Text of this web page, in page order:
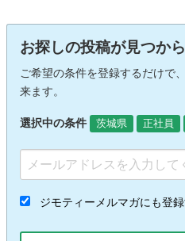
お探しの投稿が見つか
ご希望の条件を登録するだけで
来ます。
選択中の条件 茨城県 正社員
ジモティーメルマガにも登